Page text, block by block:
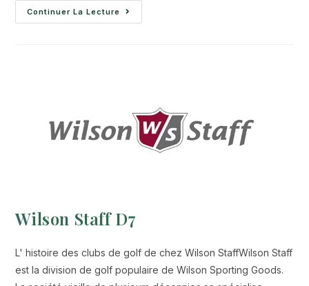
Continuer La Lecture
Wilson Staff D7
L' histoire des clubs de golf de chez Wilson StaffWilson Staff
est la division de golf populaire de Wilson Sporting Goods.